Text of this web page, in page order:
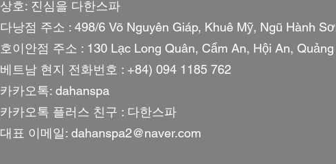
상호: 진심을 다한스파
다낭점 주소 : 498/6 Võ Nguyên Giáp, Khuê Mỹ, Ngũ Hành
호이안점 주소 : 130 Lạc Long Quân, Cẩm An, Hội An,
베트남 현지 전화번호 : +84) 094 1185 762
카카오톡: dahanspa
카카오톡 플러스 친구 : 다한스파
​대표 이메일: dahanspa2@naver.com